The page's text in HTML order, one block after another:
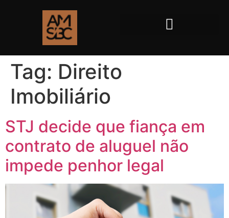
Tag: Direito
Imobiliário
STJ decide que fiança em
contrato de aluguel não
impede penhor legal